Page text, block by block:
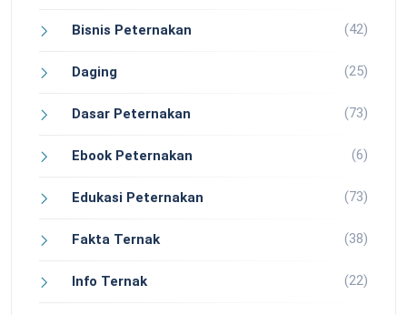
Bisnis Peternakan (42)
Daging (25)
Dasar Peternakan (73)
Ebook Peternakan (6)
Edukasi Peternakan (73)
Fakta Ternak (38)
Info Ternak (22)